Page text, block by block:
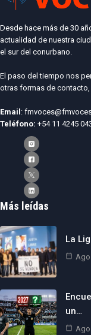
Desde hace más de 30
actualidad de nuestra
el sur del conurbano.
El paso del tiempo nos
otras formas de contacto,
Email :
Teléfono: +54 11 4245
Más leídas
La
Ago
un…
Ago